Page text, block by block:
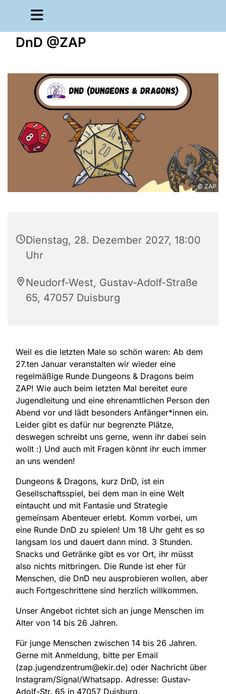
DnD @ZAP
© ZAP
Dienstag, 28. Dezember 2027, 18:00
Uhr
Neudorf-West, Gustav-Adolf-Straße
65, 47057 Duisburg
Weil es die letzten Male so schön waren: Ab dem
27.ten Januar veranstalten wir wieder eine
regelmäßige Runde Dungeons & Dragons beim
ZAP! Wie auch beim letzten Mal bereitet eure
Jugendleitung und eine ehrenamtlichen Person den
Abend vor und lädt besonders Anfänger*innen ein.
Leider gibt es dafür nur begrenzte Plätze,
deswegen schreibt uns gerne, wenn ihr dabei sein
wollt :) Und auch mit Fragen könnt ihr euch immer
an uns wenden!
Dungeons & Dragons, kurz DnD, ist ein
Gesellschaftsspiel, bei dem man in eine Welt
eintaucht und mit Fantasie und Strategie
gemeinsam Abenteuer erlebt. Komm vorbei, um
eine Runde DnD zu spielen! Um 18 Uhr geht es so
langsam los und dauert dann mind. 3 Stunden.
Snacks und Getränke gibt es vor Ort, ihr müsst
also nichts mitbringen. Die Runde ist eher für
Menschen, die DnD neu ausprobieren wollen, aber
auch Fortgeschrittene sind herzlich willkommen.
Unser Angebot richtet sich an junge Menschen im
Alter von 14 bis 26 Jahren.
Für junge Menschen zwischen 14 bis 26 Jahren.
Gerne mit Anmeldung, bitte per Email
(zap.jugendzentrum@ekir.de) oder Nachricht über
Instagram/Signal/Whatsapp. Adresse: Gustav-
Adolf-Str. 65 in 47057 Duisburg.